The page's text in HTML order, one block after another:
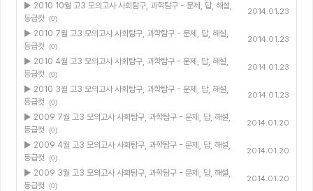
▶ 2010 10월 고3 모의고사 사회탐구, 과학탐구 - 문제, 답, 해설,
등급컷
(0)
2014.01.23
▶ 2010 7월 고3 모의고사 사회탐구, 과학탐구 - 문제, 답, 해설,
등급컷
(0)
2014.01.23
▶ 2010 4월 고3 모의고사 사회탐구, 과학탐구 - 문제, 답, 해설,
등급컷
(0)
2014.01.23
▶ 2010 3월 고3 모의고사 사회탐구, 과학탐구 - 문제, 답, 해설,
등급컷
(0)
2014.01.23
▶ 2009 7월 고3 모의고사 사회탐구, 과학탐구 - 문제, 답, 해설,
등급컷
(0)
2014.01.20
▶ 2009 4월 고3 모의고사 사회탐구, 과학탐구 - 문제, 답, 해설,
등급컷
(0)
2014.01.20
▶ 2009 3월 고3 모의고사 사회탐구, 과학탐구 - 문제, 답, 해설,
등급컷
(0)
2014.01.20